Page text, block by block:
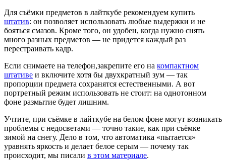
Для съёмки предметов в лайткубе рекомендуем купить
штатив: он позволяет использовать любые выдержки и не
бояться смазов. Кроме того, он удобен, когда нужно снять
много разных предметов — не придется каждый раз
перестраивать кадр.
Если снимаете на телефон,закрепите его на компактном
штативе и включите хотя бы двухкратный зум — так
пропорции предмета сохранятся естественными. А вот
портретный режим использовать не стоит: на однотонном
фоне размытие будет лишним.
Учтите, при съёмке в лайткубе на белом фоне могут возникать
проблемы с недосветами — точно такие, как при съёмке
зимой на снегу. Дело в том, что автоматика «пытается»
уравнять яркость и делает белое серым — почему так
происходит, мы писали в этом материале.